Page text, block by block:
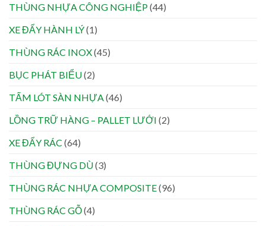
THÙNG NHỰA CÔNG NGHIỆP(44)
XE ĐẨY HÀNH LÝ(1)
THÙNG RÁC INOX(45)
BỤC PHÁT BIỂU(2)
TẤM LÓT SÀN NHỰA (46)
LỒNG TRỮ HÀNG – PALLET LƯỚI (2)
XE ĐẨY RÁC (64)
THÙNG ĐỰNG DÙ(3)
THÙNG RÁC NHỰA COMPOSITE(96)
THÙNG RÁC GỖ(4)